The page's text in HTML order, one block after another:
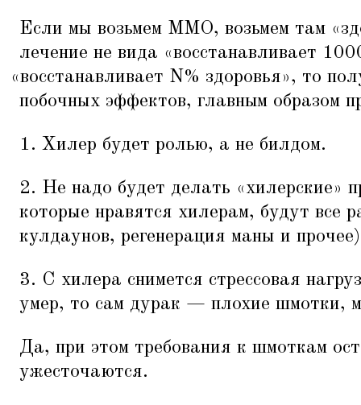
Если мы возьмем ММО, возьмем там «
лечение не вида «восстанавливает
«восстанавливает N% здоровья», то
побочных эффектов, главным образом
1. Хилер будет ролью, а не билдом.
2. Не надо будет делать «хилерские»
которые нравятся хилерам, будут все
кулдаунов, регенерация маны и
3. С хилера снимется стрессовая
умер, то сам дурак — плохие шмотки,
Да, при этом требования к шмоткам
ужесточаются.